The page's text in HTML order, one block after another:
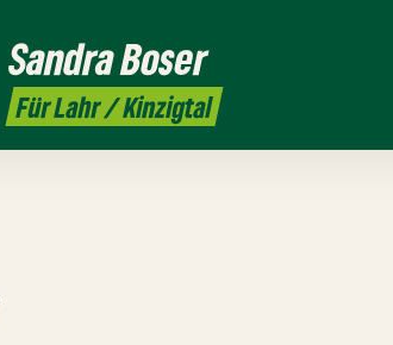
SandraBoser
Für Lahr / Kinzigtal